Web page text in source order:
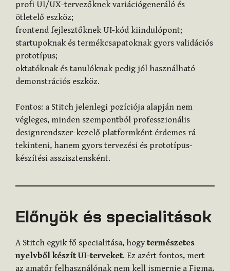
profi UI/UX-tervezőknek variációgeneráló és
ötletelő eszköz;
frontend fejlesztőknek UI-kód kiindulópont;
startupoknak és termékcsapatoknak gyors validációs
prototípus;
oktatóknak és tanulóknak pedig jól használható
demonstrációs eszköz.
Fontos: a Stitch jelenlegi pozíciója alapján nem
végleges, minden szempontból professzionális
designrendszer-kezelő platformként érdemes rá
tekinteni, hanem gyors tervezési és prototípus-
készítési asszisztensként.
Előnyök és specialitások
A Stitch egyik fő specialitása, hogytermészetes
nyelvből készít UI-terveket. Ez azért fontos, mert
az amatőr felhasználónak nem kell ismernie a Figma,